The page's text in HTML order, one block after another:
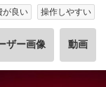
が良い 操作しやすい
ザー画像 動画